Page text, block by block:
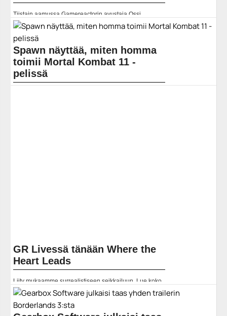
Tiistain aamussa Gamereactorin avustaja Ossi
Mykkänen arvioi rytmisen VR-pelin Beat Blaster. Lue
arvio täältä. Lue koko artikkeli:
https://www.gamereactor.fi/uutiset/636193/
rs=rss...
Yleinen
Spawn näyttää, miten homma
toimii Mortal Kombat 11 -
pelissä
GR Livessä tänään Where the
Heart Leads
Liity mukaamme surrealistiseen seikkailuun. Lue koko
artikkeli:
https://www.gamereactor.fi/uutiset/866733/
rs=rss...
Yleinen